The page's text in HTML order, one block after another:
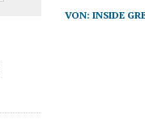
VON:INSIDE